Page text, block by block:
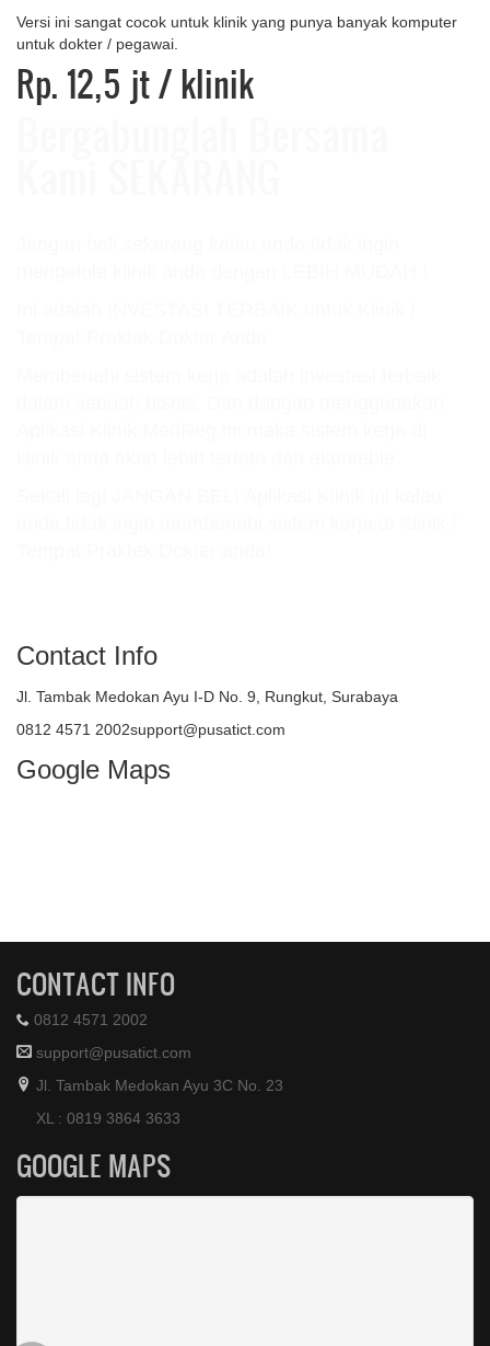
Versi ini sangat cocok untuk klinik yang punya banyak komputer
untuk dokter / pegawai.
Rp. 12,5 jt/ klinik
Contact Info
Jl. Tambak Medokan Ayu I-D No. 9, Rungkut, Surabaya
0812 4571 2002support@pusatict.com
Google Maps
CONTACT INFO
0812 4571 2002
support@pusatict.com
Jl. Tambak Medokan Ayu 3C No. 23
XL : 0819 3864 3633
GOOGLE MAPS